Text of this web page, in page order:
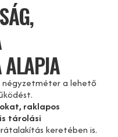
négyzetméter a lehető
raklapos
tárolási
keretében is.